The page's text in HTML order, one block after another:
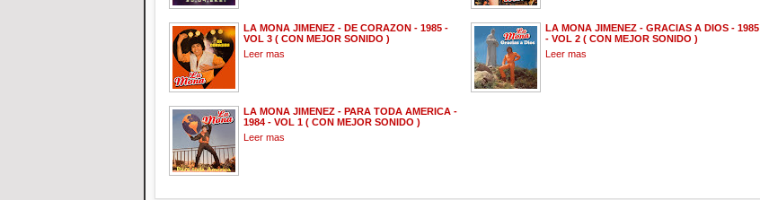
LA MONA JIMENEZ - DE CORAZON - 1985 -
VOL 3 ( CON MEJOR SONIDO )
Leer mas
LA MONA JIMENEZ - GRACIAS A DIOS - 1985
- VOL 2 ( CON MEJOR SONIDO )
Leer mas
LA MONA JIMENEZ - PARA TODA AMERICA -
1984 - VOL 1 ( CON MEJOR SONIDO )
Leer mas